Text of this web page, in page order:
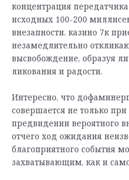
концентрация
исходных 100-200
внезапности. казино 7к
незамедлительно
высвобождение, образуя
ликования и радости.
Интересно, что
совершается не только
предвидении вероятного
отчего ход ожидания
благоприятного события
захватывающим, как и